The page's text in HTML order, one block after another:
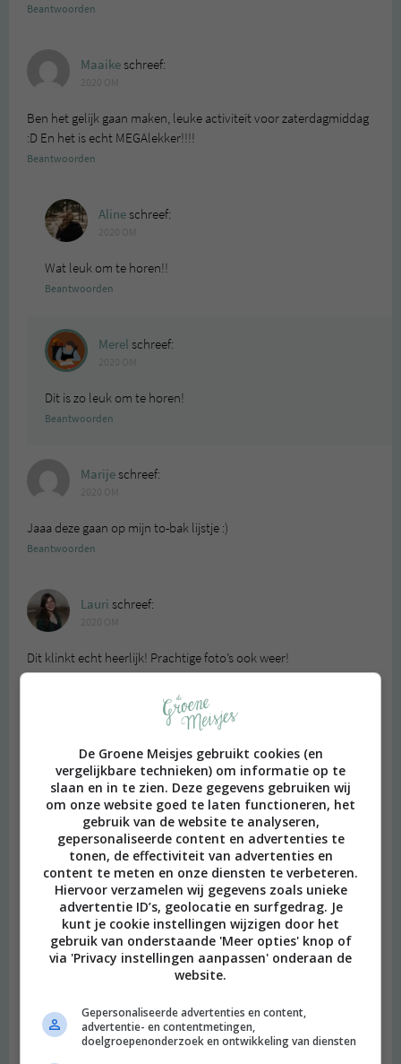
Beantwoorden
Maaikeschreef:
Ben het gelijk gaan maken, leuke activiteit voor zaterdagmiddag
:D En het is echt MEGAlekker!!!!
Beantwoorden
Alineschreef:
Wat leuk om te horen!!
Beantwoorden
Merel schreef:
Dit is zo leuk om te horen!
Beantwoorden
Marijeschreef:
Jaaa deze gaan op mijn to-bak lijstje :)
Beantwoorden
Lauri schreef:
Dit klinkt echt heerlijk! Prachtige foto’s ook weer!
2020 OM
Ziet er goed uit, ga ik maken! Vraag uit het publiek: als er
zelfrijzend bakmeel in gaat, moet er dan óók nog bakpoeder in?
Want dat zit eigenlijk toch al in zelfrijzend bakmeel…
Groetjes!
Beantwoorden
Aline schreef:
2020 OM
ik had dezelfde gedachte als jij maar het worden het een
soort platte kokosmakronen zonder bakpoeder hahaha. Het
bakpoeder zorgt voor nét een beetje extra volume :)
De Groene Meisjes gebruikt cookies (en
vergelijkbare technieken) om informatie op te
slaan en in te zien. Deze gegevens gebruiken wij
om onze website goed te laten functioneren, het
gebruik van de website te analyseren,
gepersonaliseerde content en advertenties te
tonen, de effectiviteit van advertenties en
content te meten en onze diensten te verbeteren.
Hiervoor verzamelen wij gegevens zoals unieke
advertentie ID’s, geolocatie en surfgedrag. Je
kunt je cookie instellingen wijzigen door het
gebruik van onderstaande 'Meer opties' knop of
via 'Privacy instellingen aanpassen' onderaan de
website.
Gepersonaliseerde advertenties en content,
advertentie- en contentmetingen,
doelgroepenonderzoek en ontwikkeling van diensten